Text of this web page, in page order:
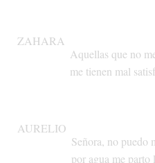
ZAHARA
Aquellas que no
me tienen mal
AURELIO
Señora, no puedo
por agua me parto